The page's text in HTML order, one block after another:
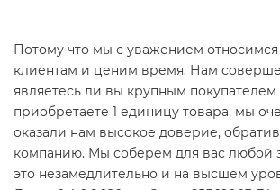
Потому что мы с уважением
клиентам и ценим время. Нам
являетесь ли вы крупным
приобретаете 1 единицу товара, мы
оказали нам высокое доверие,
компанию. Мы соберем для вас любой
это незамедлительно и на высшем